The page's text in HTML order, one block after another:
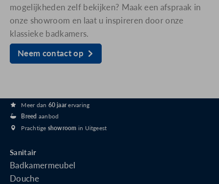
mogelijkheden zelf bekijken? Maak een afspraak in
onze showroom en laat u inspireren door onze
klassieke badkamers.
Neem contact op
Meer dan 60 jaarervaring
Breed aanbod
Prachtige showroom in Uitgeest
Sanitair
Badkamermeubel
Douche